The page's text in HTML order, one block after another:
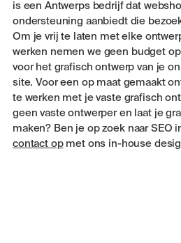
is een Antwerps bedrijf dat
ondersteuning aanbiedt die
Om je vrij te laten met elke
werken nemen we geen budget
voor het grafisch ontwerp van je
site. Voor een op maat gemaakt
te werken met je vaste grafisch
geen vaste ontwerper en laat je
maken? Ben je op zoek naar SEO
contact opmet ons in-house